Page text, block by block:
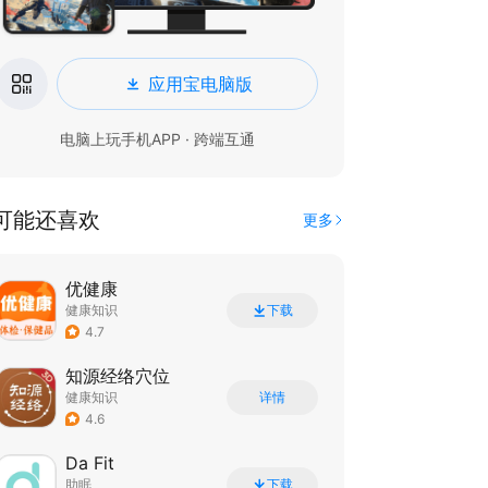
应用宝电脑版
电脑上玩手机APP · 跨端互通
能还喜欢 更多
优健康
健康知识
4.7
下载
知源经络穴位
健康知识
4.6
详情
Da Fit
助眠 下载